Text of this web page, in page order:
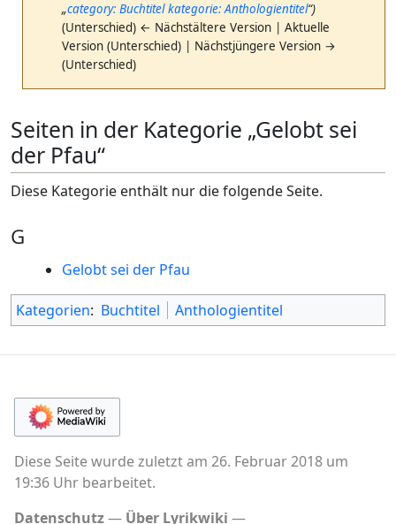
„category: Buchtitel kategorie: Anthologientitel“)
(Unterschied) ← Nächstältere Version | Aktuelle
Version (Unterschied) | Nächstjüngere Version →
(Unterschied)
Seiten in der Kategorie „Gelobt sei
der Pfau“
Diese Kategorie enthält nur die folgende Seite.
G
Gelobt sei der Pfau
Kategorien: Buchtitel Anthologientitel
Diese Seite wurde zuletzt am 26. Februar 2018 um
19:36 Uhr bearbeitet.
Datenschutz
Über Lyrikwiki